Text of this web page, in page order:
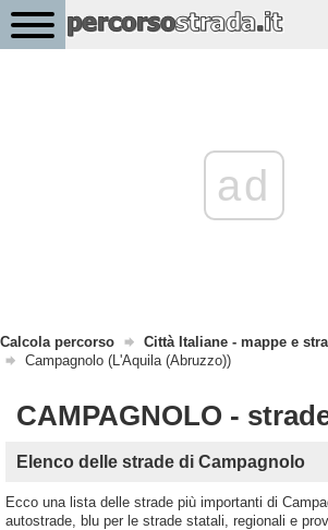
ad
Calcola percorso
Città Italiane - mappe e
Campagnolo (L'Aquila (Abruzzo))
CAMPAGNOLO -
Elenco delle strade di Campagnolo
Ecco una lista delle strade più importanti di
autostrade, blu per le strade statali, regionali e